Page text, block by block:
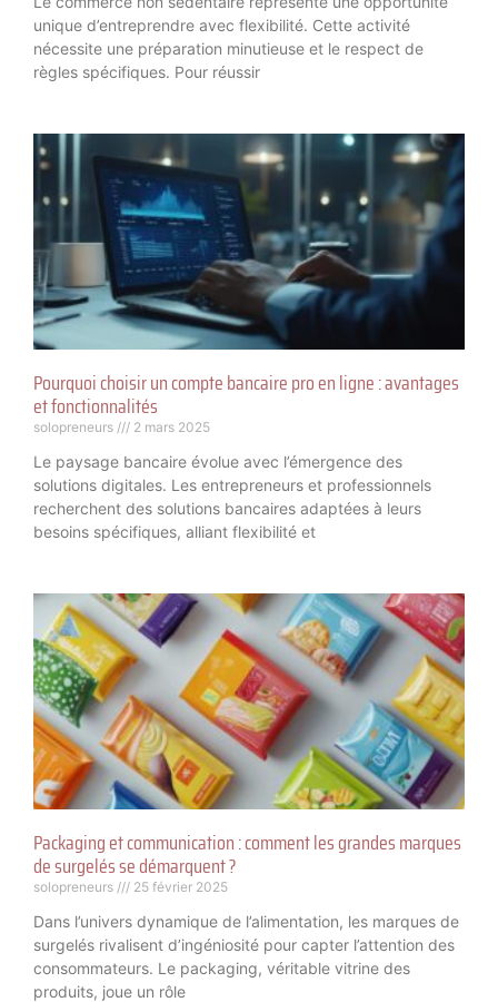
unique d’entreprendre avec flexibilité. Cette activité
nécessite une préparation minutieuse et le respect de
règles spécifiques. Pour réussir
Pourquoi choisir un compte bancaire pro en ligne : avantages
et fonctionnalités
solopreneurs 2 mars 2025
Le paysage bancaire évolue avec l’émergence des
solutions digitales. Les entrepreneurs et professionnels
recherchent des solutions bancaires adaptées à leurs
besoins spécifiques, alliant flexibilité et
Packaging et communication : comment les grandes marques
de surgelés se démarquent ?
solopreneurs 25 février 2025
Dans l’univers dynamique de l’alimentation, les marques de
surgelés rivalisent d’ingéniosité pour capter l’attention des
consommateurs. Le packaging, véritable vitrine des
produits, joue un rôle